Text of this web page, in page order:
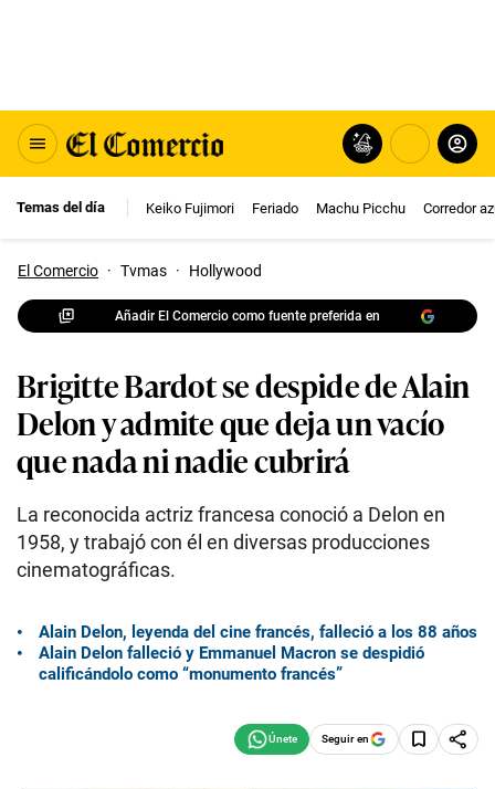
Temas del día Keiko Fujimori Feriado Machu Picchu Corredor
El Comercio · Tvmas · Hollywood
Añadir El Comercio como fuente preferida en
Brigitte Bardot se despide de Alain
Delon y admite que deja un vacío
que nada ni nadie cubrirá
La reconocida actriz francesa conoció a Delon en
1958, y trabajó con él en diversas producciones
cinematográficas.
Alain Delon, leyenda del cine francés, falleció a los 88 años
Alain Delon falleció y Emmanuel Macron se despidió
calificándolo como “monumento francés”
Seguir en